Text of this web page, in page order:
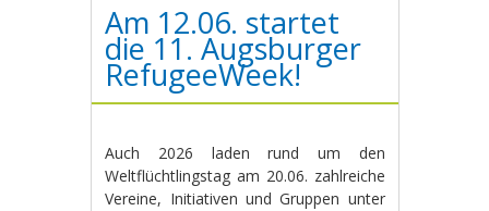
Am 12.06. startet
die 11. Augsburger
RefugeeWeek!
Auch 2026 laden rund um den
Weltflüchtlingstag am 20.06. zahlreiche
Vereine, Initiativen und Gruppen unter